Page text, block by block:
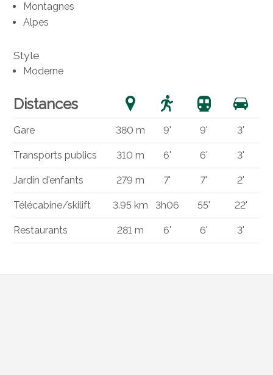
Montagnes
Alpes
Style
Moderne
Distances
Gare 380 m 9' 9' 3'
Transports publics 310 m 6' 6' 3'
Jardin d'enfants 279 m 7' 7' 2'
Télécabine/skilift 3.95 km 3h06 55' 22'
Restaurants 281 m 6' 6' 3'